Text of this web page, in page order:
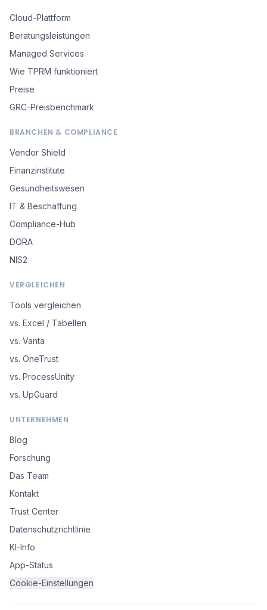
Cloud-Plattform
Beratungsleistungen
Managed Services
Wie TPRM funktioniert
Preise
GRC-Preisbenchmark
BRANCHEN & COMPLIANCE
Vendor Shield
Finanzinstitute
Gesundheitswesen
IT & Beschaffung
Compliance-Hub
DORA
NIS2
VERGLEICHEN
Tools vergleichen
vs. Excel / Tabellen
vs. Vanta
vs. OneTrust
vs. ProcessUnity
vs. UpGuard
UNTERNEHMEN
Blog
Forschung
Das Team
Kontakt
Trust Center
Datenschutzrichtlinie
KI-Info
App-Status
Cookie-Einstellungen